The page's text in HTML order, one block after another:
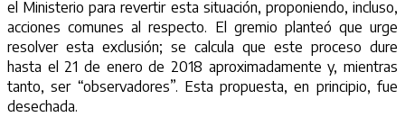
el Ministerio para revertir esta situación, proponiendo, incluso,
acciones comunes al respecto. El gremio planteó que urge
resolver esta exclusión; se calcula que este proceso dure
hasta el 21 de enero de 2018 aproximadamente y, mientras
tanto, ser “observadores”. Esta propuesta, en principio, fue
desechada.